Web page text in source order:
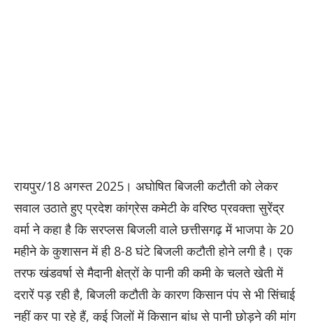
रायपुर/18 अगस्त 2025। अघोषित बिजली कटौती को लेकर
सवाल उठाते हुए प्रदेश कांग्रेस कमेटी के वरिष्ठ प्रवक्ता सुरेंद्र
वर्मा ने कहा है कि सरप्लस बिजली वाले छत्तीसगढ़ में भाजपा के 20
महीने के कुशासन में ही 8-8 घंटे बिजली कटौती होने लगी है। एक
तरफ खंडवर्षा से मैदानी क्षेत्रों के पानी की कमी के चलते खेती में
दरारें पड़ रही है, बिजली कटौती के कारण किसान पंप से भी सिंचाई
नहीं कर पा रहे हैं, कई जिलों में किसान बांध से पानी छोड़ने की मांग